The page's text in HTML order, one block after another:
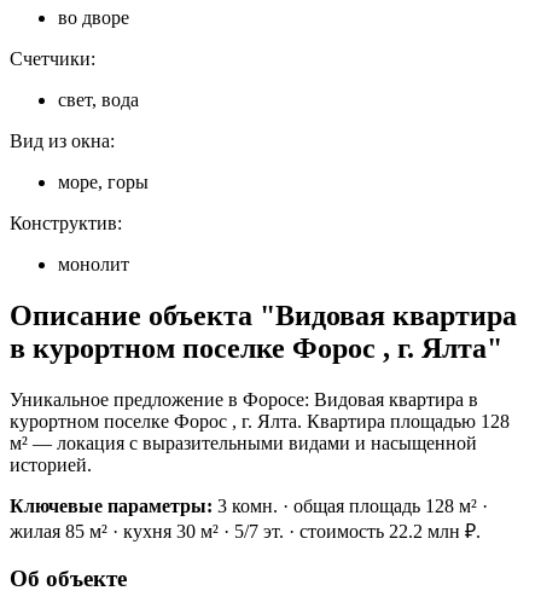
во дворе
Счетчики:
свет, вода
Вид из окна:
море, горы
Конструктив:
монолит
Описание объекта "Видовая квартира
в курортном поселке Форос , г. Ялта"
Уникальное предложение в Форосе: Видовая квартира в
курортном поселке Форос , г. Ялта. Квартира площадью 128
м² — локация с выразительными видами и насыщенной
историей.
Ключевые параметры: 3 комн. · общая площадь 128 м² ·
жилая 85 м² · кухня 30 м² · 5/7 эт. · стоимость 22.2 млн ₽.
Об объекте